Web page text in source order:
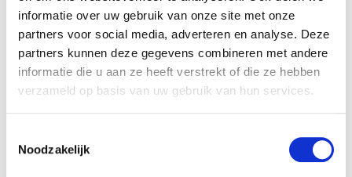
informatie over uw gebruik van onze site met onze
partners voor social media, adverteren en analyse. Deze
partners kunnen deze gegevens combineren met andere
informatie die u aan ze heeft verstrekt of die ze hebben
verzameld op basis van uw gebruik van hun services.
Noodzakelijk
JOSJE HUISMAN SHOWT
BABYBUIK OP IBIZA